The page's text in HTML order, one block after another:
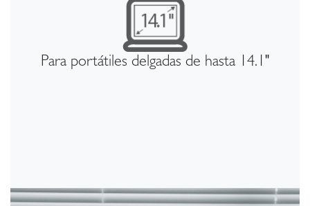
Para portátiles delgadas de hasta 14.1"